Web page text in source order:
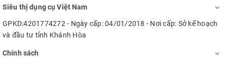
Siêu thị dụng cụ Việt Nam
GPKD:4201774272 - Ngày cấp: 04/01/2018 - Nơi cấp: Sở kế hoạch
và đầu tư tỉnh Khánh Hòa
Chính sách